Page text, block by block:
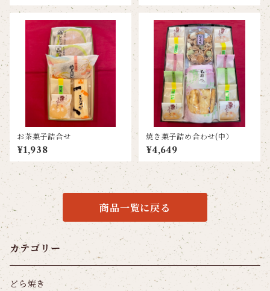
お茶菓子詰合せ
¥1,938
焼き菓子詰め合わせ(中）
¥4,649
商品一覧に戻る
カテゴリー
どら焼き